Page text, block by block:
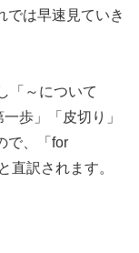
では早速見ていき
「～について
歩」「皮切り」
で、「for
直訳されます。